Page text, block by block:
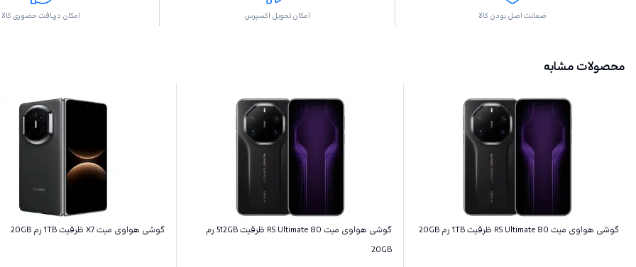
ضمانت اصل بودن کالا امکان تحویل اکسپرس امکان دریافت حضوری کالا
محصولات مشابه
گوشی هواوی میت 80 RS Ultimate ظرفیت 1TB رم 20GB
گوشی هواوی میت 80 RS Ultimate ظرفیت 512GB رم
20GB
گوشی هواوی میت X7 ظرفیت 1TB رم 20GB